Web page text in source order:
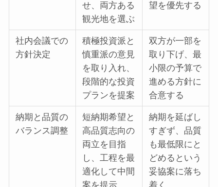
せ、両方ある
観光地を選ぶ
望を優先する
社内会議での
方針決定
積極投資派と
慎重派の意見
を取り入れ、
段階的な投資
プランを提案
双方が一部を
取り下げ、最
小限の予算で
進める方針に
合意する
納期と品質の
バランス調整
短納期希望と
高品質志向の
両立を目指
し、工程を最
適化して中間
納期を延ばし
すぎず、品質
も最低限にと
どめるという
妥協案に落ち